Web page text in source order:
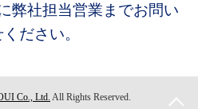
弊社担当営業までお問い
ださい。
Co., Ltd. All Rights Reserved.